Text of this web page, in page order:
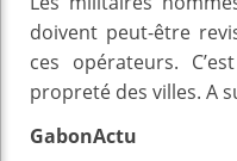
doivent peut-être
ces opérateurs.
propreté des villes. A
GabonActu